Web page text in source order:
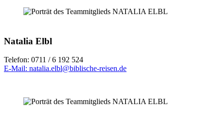
Natalia Elbl
Telefon: 0711 / 6 192 524
E-Mail: natalia.elbl@biblische-reisen.de